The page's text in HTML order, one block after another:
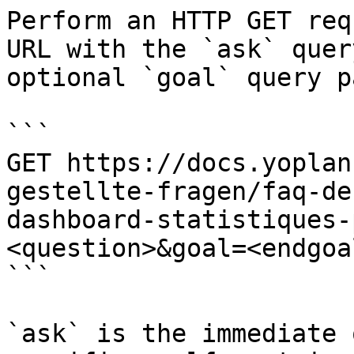
Perform an HTTP GET
URL with the `ask`
optional `goal` query
```
GET https://
gestellte-fragen/faq-
dashboard-statistiques-
```
`ask` is the